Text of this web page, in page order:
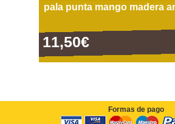
pala punta mango madera
11,50€
Formas de pago